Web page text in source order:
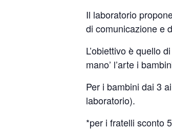
Il laboratorio
di comunicazione e
L’obiettivo è quello
mano’ l’arte i
Per i bambini dai 3
laboratorio).
*per i fratelli sconto